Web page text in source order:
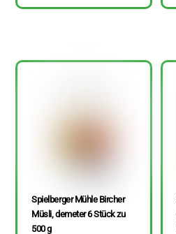
Spielberger Mühle Bircher
Müsli, demeter 6 Stück zu
500 g